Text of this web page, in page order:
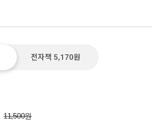
전자책 5,170원
11,500원